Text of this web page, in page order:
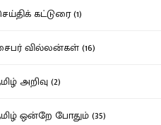
கட்டுரை (1)
வில்லன்கள் (16)
அறிவு (2)
ஒன்றே போதும் (35)